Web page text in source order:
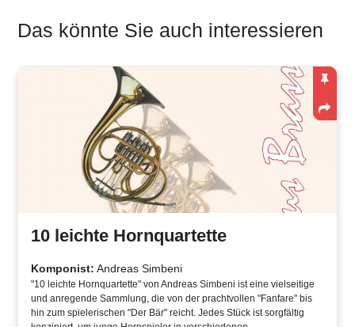
Das könnte Sie auch interessieren
10 leichte Hornquartette
Komponist: Andreas Simbeni
"10 leichte Hornquartette" von Andreas Simbeni ist eine vielseitige
und anregende Sammlung, die von der prachtvollen "Fanfare" bis
hin zum spielerischen "Der Bär" reicht. Jedes Stück ist sorgfältig